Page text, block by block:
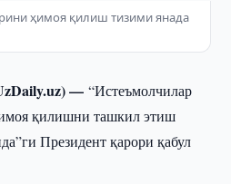
ҳимоя қилиш тизими янада
—“Истеъмолчилар
қилишни ташкил этиш
Президент қарори қабул